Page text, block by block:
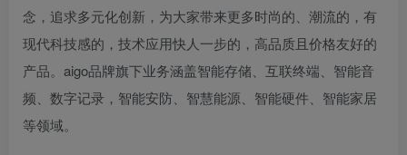
念，追求多元化创新，为大家带来更多时尚的、潮流的，有
现代科技感的，技术应用快人一步的，高品质且价格友好的
产品。aigo品牌旗下业务涵盖智能存储、互联终端、智能音
频、数字记录，智能安防、智慧能源、智能硬件、智能家居
等领域。